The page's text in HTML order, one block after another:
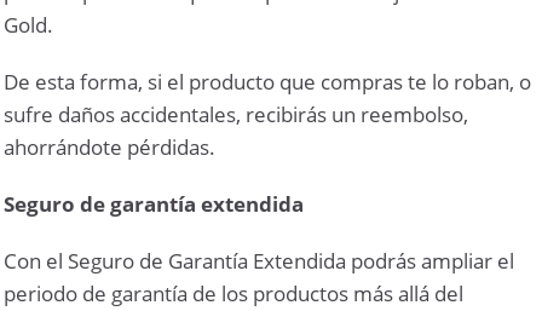
Gold.
De esta forma, si el producto que compras te lo roban, o
sufre daños accidentales, recibirás un reembolso,
ahorrándote pérdidas.
Seguro de garantía extendida
Con el Seguro de Garantía Extendida podrás ampliar el
periodo de garantía de los productos más allá del